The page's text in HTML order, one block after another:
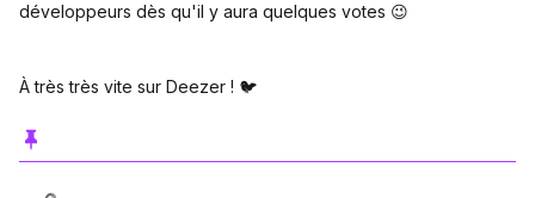
développeurs dès qu'il y aura quelques votes 😉
À très très vite sur Deezer ! 🐦